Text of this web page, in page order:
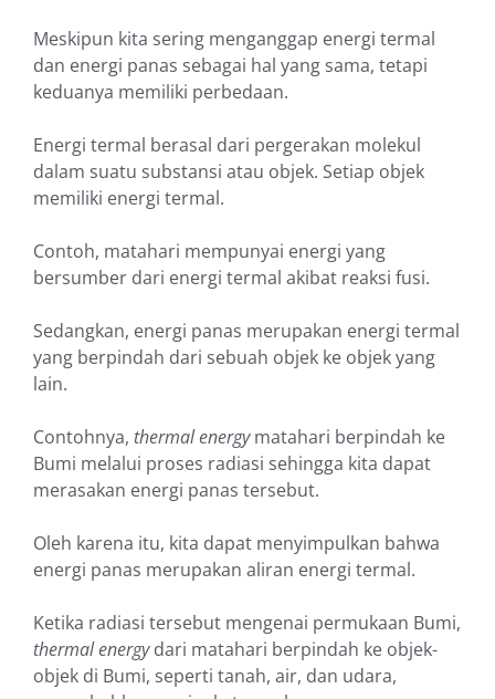
Meskipun kita sering menganggap energi termal
dan energi panas sebagai hal yang sama, tetapi
keduanya memiliki perbedaan.
Energi termal berasal dari pergerakan molekul
dalam suatu substansi atau objek. Setiap objek
memiliki energi termal.
Contoh, matahari mempunyai energi yang
bersumber dari energi termal akibat reaksi fusi.
Sedangkan, energi panas merupakan energi termal
yang berpindah dari sebuah objek ke objek yang
lain.
Contohnya, thermal energymatahari berpindah ke
Bumi melalui proses radiasi sehingga kita dapat
merasakan energi panas tersebut.
Oleh karena itu, kita dapat menyimpulkan bahwa
energi panas merupakan aliran energi termal.
Ketika radiasi tersebut mengenai permukaan Bumi,
thermal energydari matahari berpindah ke objek-
objek di Bumi, seperti tanah, air, dan udara,